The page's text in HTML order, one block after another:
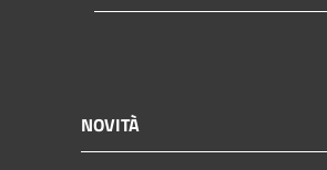
NOVITÀ